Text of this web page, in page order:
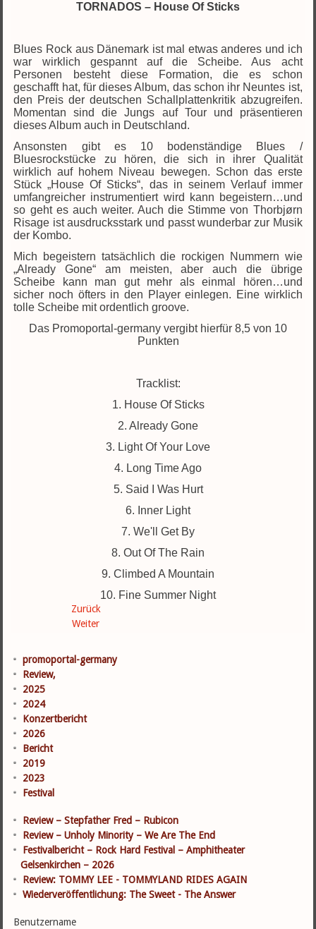
TORNADOS – House Of Sticks
Blues Rock aus Dänemark ist mal etwas anderes und ich
war wirklich gespannt auf die Scheibe. Aus acht
Personen besteht diese Formation, die es schon
geschafft hat, für dieses Album, das schon ihr Neuntes ist,
den Preis der deutschen Schallplattenkritik abzugreifen.
Momentan sind die Jungs auf Tour und präsentieren
dieses Album auch in Deutschland.
Ansonsten gibt es 10 bodenständige Blues /
Bluesrockstücke zu hören, die sich in ihrer Qualität
wirklich auf hohem Niveau bewegen. Schon das erste
Stück „House Of Sticks“, das in seinem Verlauf immer
umfangreicher instrumentiert wird kann begeistern…und
so geht es auch weiter. Auch die Stimme von Thorbjørn
Risage ist ausdrucksstark und passt wunderbar zur Musik
der Kombo.
Mich begeistern tatsächlich die rockigen Nummern wie
„Already Gone“ am meisten, aber auch die übrige
Scheibe kann man gut mehr als einmal hören…und
sicher noch öfters in den Player einlegen. Eine wirklich
tolle Scheibe mit ordentlich groove.
Das Promoportal-germany vergibt hierfür 8,5 von 10
Punkten
Tracklist:
1. House Of Sticks
2. Already Gone
3. Light Of Your Love
4. Long Time Ago
5. Said I Was Hurt
6. Inner Light
7. We'll Get By
8. Out Of The Rain
9. Climbed A Mountain
10. Fine Summer Night
Zurück
Weiter
promoportal-germany
Review,
2025
2024
Konzertbericht
2026
Bericht
2019
2023
Festival
Review – Stepfather Fred – Rubicon
Review – Unholy Minority – We Are The End
Festivalbericht – Rock Hard Festival – Amphitheater
Gelsenkirchen – 2026
Review: TOMMY LEE - TOMMYLAND RIDES AGAIN
Wiederveröffentlichung: The Sweet - The Answer
Benutzername